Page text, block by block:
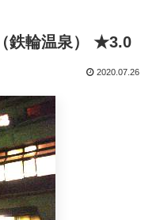
鉄輪温泉） ★3.0
2020.07.26